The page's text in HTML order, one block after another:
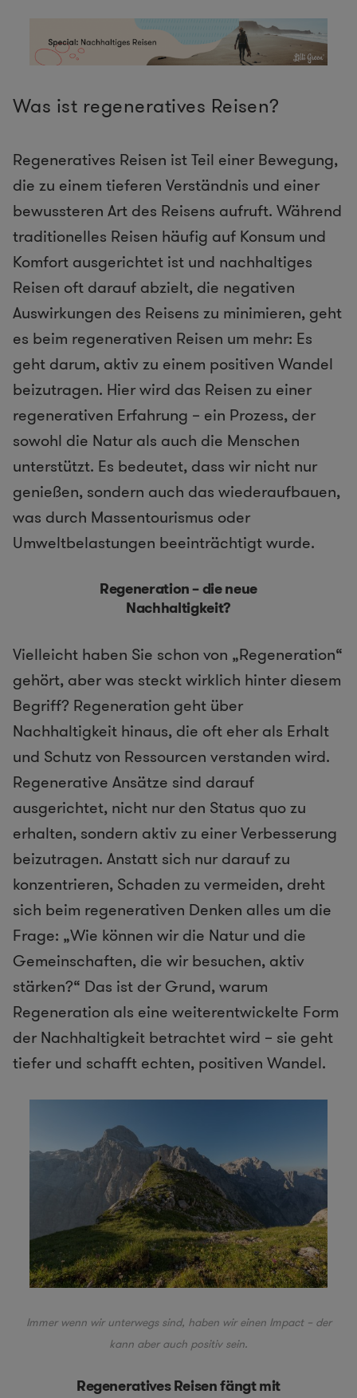
Was ist regeneratives Reisen?
Regeneratives Reisen ist Teil einer Bewegung,
die zu einem tieferen Verständnis und einer
bewussteren Art des Reisens aufruft. Während
traditionelles Reisen häufig auf Konsum und
Komfort ausgerichtet ist und nachhaltiges
Reisen oft darauf abzielt, die negativen
Auswirkungen des Reisens zu minimieren, geht
es beim regenerativen Reisen um mehr: Es
geht darum, aktiv zu einem positiven Wandel
beizutragen. Hier wird das Reisen zu einer
regenerativen Erfahrung – ein Prozess, der
sowohl die Natur als auch die Menschen
unterstützt. Es bedeutet, dass wir nicht nur
genießen, sondern auch das wiederaufbauen,
was durch Massentourismus oder
Umweltbelastungen beeinträchtigt wurde.
Regeneration – die neue
Nachhaltigkeit?
Vielleicht haben Sie schon von „Regeneration“
gehört, aber was steckt wirklich hinter diesem
Begriff? Regeneration geht über
Nachhaltigkeit hinaus, die oft eher als Erhalt
und Schutz von Ressourcen verstanden wird.
Regenerative Ansätze sind darauf
ausgerichtet, nicht nur den Status quo zu
erhalten, sondern aktiv zu einer Verbesserung
beizutragen. Anstatt sich nur darauf zu
konzentrieren, Schaden zu vermeiden, dreht
sich beim regenerativen Denken alles um die
Frage: „Wie können wir die Natur und die
Gemeinschaften, die wir besuchen, aktiv
stärken?“ Das ist der Grund, warum
Regeneration als eine weiterentwickelte Form
der Nachhaltigkeit betrachtet wird – sie geht
tiefer und schafft echten, positiven Wandel.
Immer wenn wir unterwegs sind, haben wir einen Impact – der
kann aber auch positiv sein.
Regeneratives Reisen fängt mit